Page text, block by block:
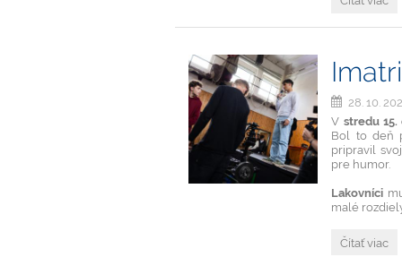
v
praxi:
28. 10.
V stredu
Bol to deň
pripravil
pre humor.
Lakovníci
malé
Imatrikulácie
Čítať viac